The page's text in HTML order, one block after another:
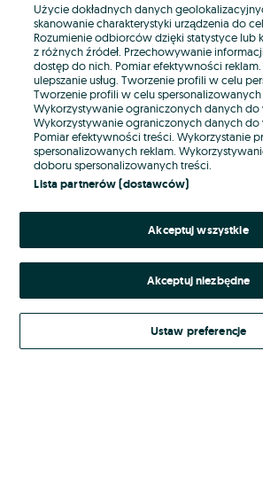
E-mail
Hasło
Nie pamiętasz hasła?
Zaloguj się
Kontynuując za pośrednictwem jednego z
Regulamin serwisuOLX.pl w jego
Użycie dokładnych danych
skanowanie charakterystyki urządzenia do
Rozumienie odbiorców dzięki statystyce lub
z różnych źródeł. Przechowywanie
dostęp do nich. Pomiar efektywności
ulepszanie usług. Tworzenie profili w celu
Tworzenie profili w celu spersonalizowanych
Wykorzystywanie ograniczonych danych do
Wykorzystywanie ograniczonych danych do
Pomiar efektywności treści. Wykorzystanie
spersonalizowanych reklam.
doboru spersonalizowanych treści.
Lista partnerów (dostawców)
Akceptuj wszystkie
Akceptuj niezbędne
Ustaw preferencje